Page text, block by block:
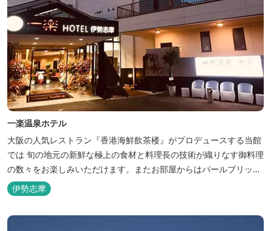
一楽温泉ホテル
大阪の人気レストラン『香港海鮮飲茶楼』がプロデュースする当館
では 旬の地元の新鮮な極上の食材と料理長の技術が織りなす御料理
の数々をお楽しみいただけます。またお部屋からはパールブリッジ
や真珠筏など、美しい景色が一望できます。「美肌の湯」として有
名な榊原温泉の運び湯を使用した大浴場も完備。
伊勢志摩